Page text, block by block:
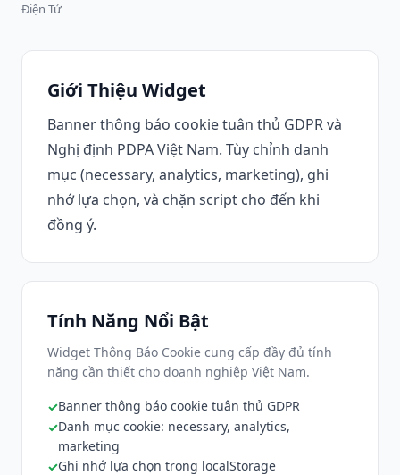
Điện Tử
Giới Thiệu Widget
Banner thông báo cookie tuân thủ GDPR và
Nghị định PDPA Việt Nam. Tùy chỉnh danh
mục (necessary, analytics, marketing), ghi
nhớ lựa chọn, và chặn script cho đến khi
đồng ý.
Tính Năng Nổi Bật
Widget Thông Báo Cookie cung cấp đầy đủ tính
năng cần thiết cho doanh nghiệp Việt Nam.
Banner thông báo cookie tuân thủ GDPR
Danh mục cookie: necessary, analytics,
marketing
Ghi nhớ lựa chọn trong localStorage